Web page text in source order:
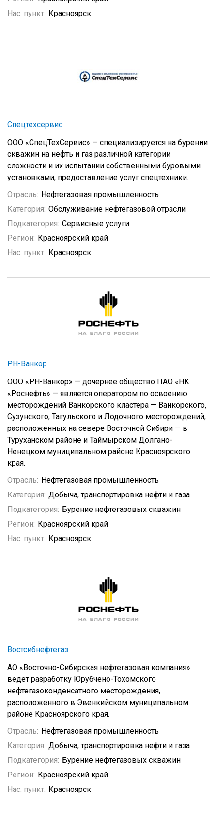
Нас. пункт: Красноярск
Спецтехсервис
ООО «СпецТехСервис» — специализируется на бурении
скважин на нефть и газ различной категории
сложности и их испытании собственными буровыми
установками, предоставление услуг спецтехники.
Отрасль: Нефтегазовая промышленность
Категория: Обслуживание нефтегазовой отрасли
Подкатегория: Сервисные услуги
Регион: Красноярский край
Нас. пункт: Красноярск
РН-Ванкор
ООО «РН-Ванкор» — дочернее общество ПАО «НК
«Роснефть» — является оператором по освоению
месторождений Ванкорского кластера — Ванкорского,
Сузунского, Тагульского и Лодочного месторождений,
расположенных на севере Восточной Сибири — в
Туруханском районе и Таймырском Долгано-
Ненецком муниципальном районе Красноярского
края.
Отрасль: Нефтегазовая промышленность
Категория: Добыча, транспортировка нефти и газа
Подкатегория: Бурение нефтегазовых скважин
Регион: Красноярский край
Нас. пункт: Красноярск
Востсибнефтегаз
АО «Восточно-Сибирская нефтегазовая компания»
ведет разработку Юрубчено-Тохомского
нефтегазоконденсатного месторождения,
расположенного в Эвенкийском муниципальном
районе Красноярского края.
Отрасль: Нефтегазовая промышленность
Категория: Добыча, транспортировка нефти и газа
Подкатегория: Бурение нефтегазовых скважин
Регион: Красноярский край
Нас. пункт: Красноярск